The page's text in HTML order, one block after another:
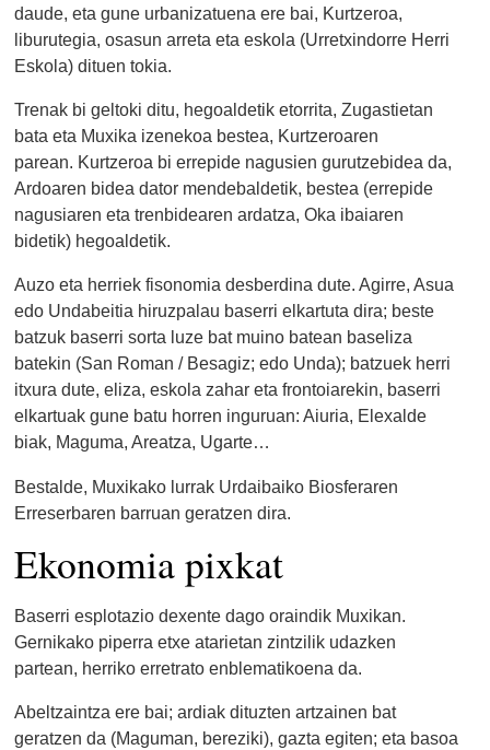
daude, eta gune urbanizatuena ere bai, Kurtzeroa,
liburutegia, osasun arreta eta eskola (Urretxindorre Herri
Eskola) dituen tokia.
Trenak bi geltoki ditu, hegoaldetik etorrita, Zugastietan
bata eta Muxika izenekoa bestea, Kurtzeroaren
parean. Kurtzeroa bi errepide nagusien gurutzebidea da,
Ardoaren bidea dator mendebaldetik, bestea (errepide
nagusiaren eta trenbidearen ardatza, Oka ibaiaren
bidetik) hegoaldetik.
Auzo eta herriek fisonomia desberdina dute. Agirre, Asua
edo Undabeitia hiruzpalau baserri elkartuta dira; beste
batzuk baserri sorta luze bat muino batean baseliza
batekin (San Roman / Besagiz; edo Unda); batzuek herri
itxura dute, eliza, eskola zahar eta frontoiarekin, baserri
elkartuak gune batu horren inguruan: Aiuria, Elexalde
biak, Maguma, Areatza, Ugarte…
Bestalde, Muxikako lurrak Urdaibaiko Biosferaren
Erreserbaren barruan geratzen dira.
Ekonomia pixkat
Baserri esplotazio dexente dago oraindik Muxikan.
Gernikako piperra etxe atarietan zintzilik udazken
partean, herriko erretrato enblematikoena da.
Abeltzaintza ere bai; ardiak dituzten artzainen bat
geratzen da (Maguman, bereziki), gazta egiten; eta basoa